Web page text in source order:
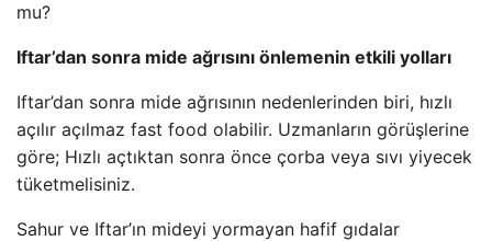
mu?
Iftar’dan sonra mide ağrısını önlemenin etkili yolları
Iftar’dan sonra mide ağrısının nedenlerinden biri, hızlı
açılır açılmaz fast food olabilir. Uzmanların görüşlerine
göre; Hızlı açtıktan sonra önce çorba veya sıvı yiyecek
tüketmelisiniz.
Sahur ve Iftar’ın mideyi yormayan hafif gıdalar